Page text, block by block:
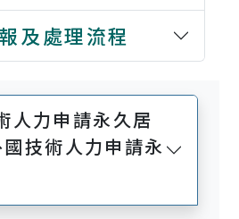
及處理流程
人力申請永久居
技術人力申請永